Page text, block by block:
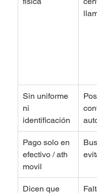
Sin uniforme
ni
identificación
Pago solo en
efectivo / ath
movil
Dicen que